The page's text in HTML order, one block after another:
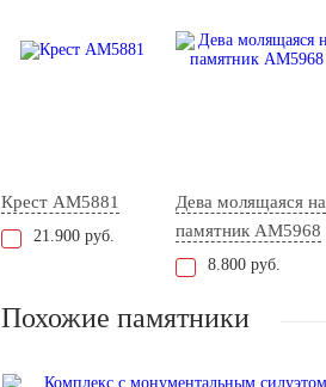
Крест AM5881
21.900 руб.
Дева молящаяся на
памятник AM5968
8.800 руб.
Похожие памятники